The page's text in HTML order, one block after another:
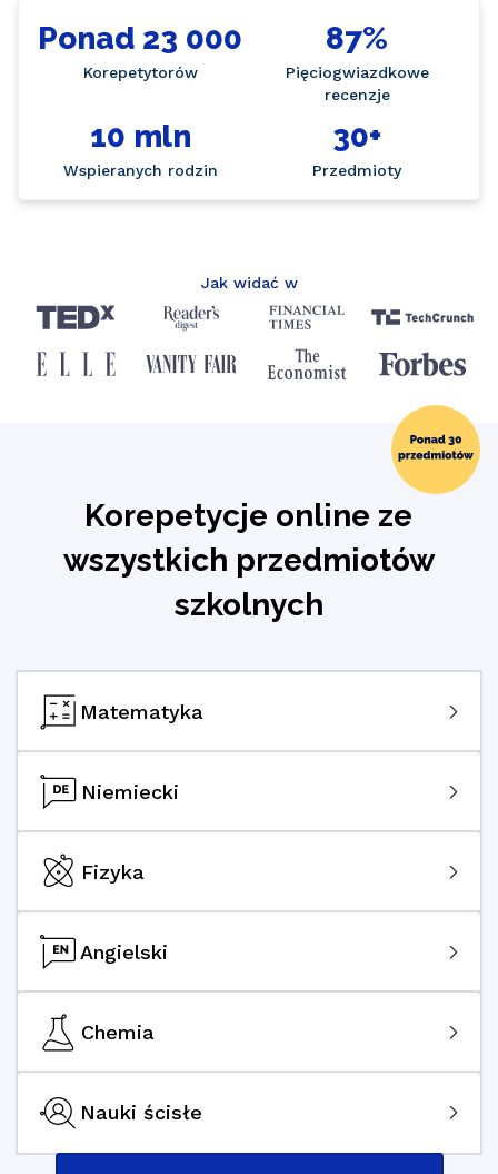
Ponad 23 000
Korepetytorów
87%
Pięciogwiazdkowe
recenzje
10 mln
Wspieranych rodzin
30+
Przedmioty
Jak widać w
Korepetycje online ze
wszystkich przedmiotów
szkolnych
Matematyka
Niemiecki
Fizyka
Angielski
Chemia
Nauki ścisłe